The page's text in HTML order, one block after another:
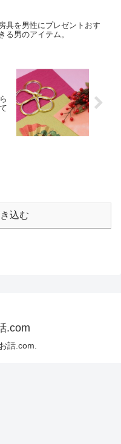
具を男性にプレゼントおす
る男のアイテム。
込む
.com
話.com.